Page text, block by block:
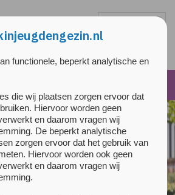
functionele, beperkt analytische en
die wij plaatsen zorgen ervoor dat
Hiervoor worden geen
en daarom vragen wij
De beperkt analytische
zorgen ervoor dat het gebruik van
Hiervoor worden ook geen
en daarom vragen wij